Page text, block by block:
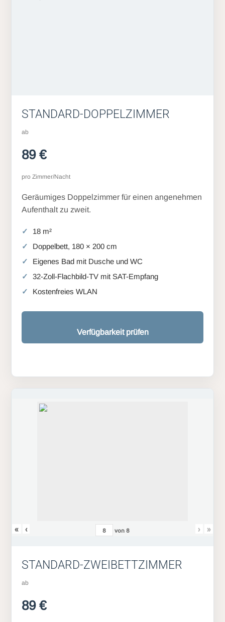
STANDARD-DOPPELZIMMER
ab
89 €
pro Zimmer/Nacht
Geräumiges Doppelzimmer für einen angenehmen
Aufenthalt zu zweit.
18 m²
Doppelbett, 180 × 200 cm
Eigenes Bad mit Dusche und WC
32-Zoll-Flachbild-TV mit SAT-Empfang
Kostenfreies WLAN
Verfügbarkeit prüfen
« ‹ von8 › »
STANDARD-ZWEIBETTZIMMER
ab
89 €